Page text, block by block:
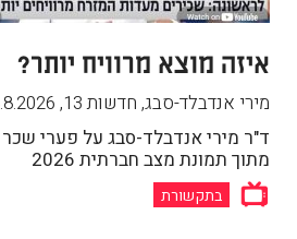
איזה מוצא מרוויח יותר?
מירי אנדבלד-סבג, חדשות 13 ,
ד"ר מירי אנדבלד-סבג על פערי שכר
מתוך תמונת מצב חברתית 2026
בתקשורת